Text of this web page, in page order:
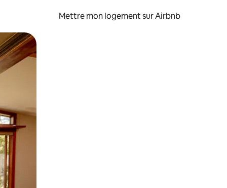
Mettre mon logement sur Airbnb
glisser.